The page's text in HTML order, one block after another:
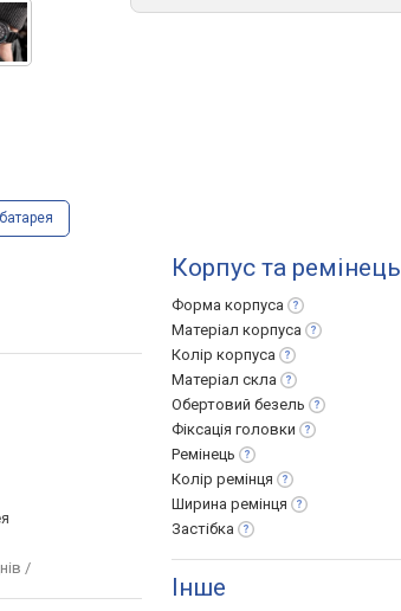
/
Корпус та ремінець
Форма корпуса
Матеріал корпуса
Колір корпуса
Матеріал скла
Обертовий безель
Фіксація головки
Ремінець
Колір ремінця
Ширина ремінця
Застібка
Інше